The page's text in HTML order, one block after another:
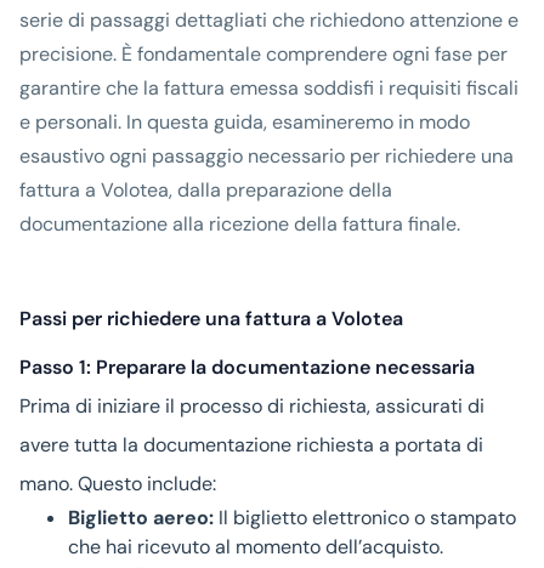
serie di passaggi dettagliati che richiedono attenzione e
precisione. È fondamentale comprendere ogni fase per
garantire che la fattura emessa soddisfi i requisiti fiscali
e personali. In questa guida, esamineremo in modo
esaustivo ogni passaggio necessario per richiedere una
fattura a Volotea, dalla preparazione della
documentazione alla ricezione della fattura finale.
Passi per richiedere una fattura a Volotea
Passo 1: Preparare la documentazione necessaria
Prima di iniziare il processo di richiesta, assicurati di
avere tutta la documentazione richiesta a portata di
mano. Questo include:
Biglietto aereo: Il biglietto elettronico o stampato
che hai ricevuto al momento dell’acquisto.